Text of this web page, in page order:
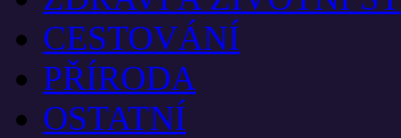
CESTOVÁNÍ
PŘÍRODA
OSTATNÍ